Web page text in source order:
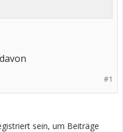
#1
sein, um Beiträge